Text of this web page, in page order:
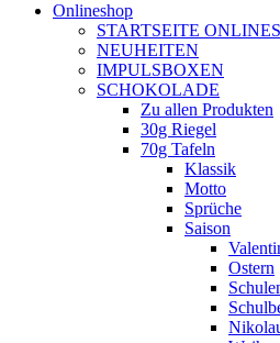
opensOnlineshop
STARTSEITE
NEUHEITEN
IMPULSBOXEN
SCHOKOLADE
Zu allen Produkten
30g Riegel
70g Tafeln
Klassik
Motto
Sprüche
Saison
Ostern